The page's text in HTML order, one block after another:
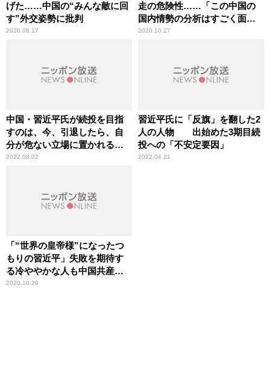
げた……中国の“みんな敵に回
す”外交姿勢に批判
2020.08.17
走の危険性……「この中国の
国内情勢の分析はすごく面白
い」辛坊治郎が言及
2020.10.27
中国・習近平氏が続投を目指
すのは、今、引退したら、自
分が危ない立場に置かれるか
ら
2022.08.02
習近平氏に「反旗」を翻した2
人の人物 出始めた3期目続
投への「不安定要因」
2022.04.21
「“世界の皇帝様”になったつ
もりの習近平」失敗を期待す
る冷ややかな人も中国共産党
には多い
2020.10.29